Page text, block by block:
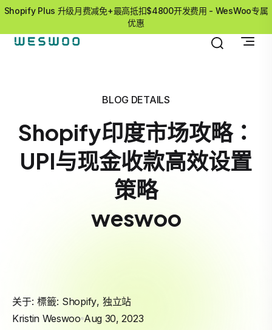
Shopify Plus 升级月费减免+最高抵扣$4800开发费用 - WesWoo专属
优惠
BLOG DETAILS
Shopify印度市场攻略：
UPI与现金收款高效设置
策略
weswoo
关于: 標籤: Shopify, 独立站
Kristin Weswoo Aug 30, 2023